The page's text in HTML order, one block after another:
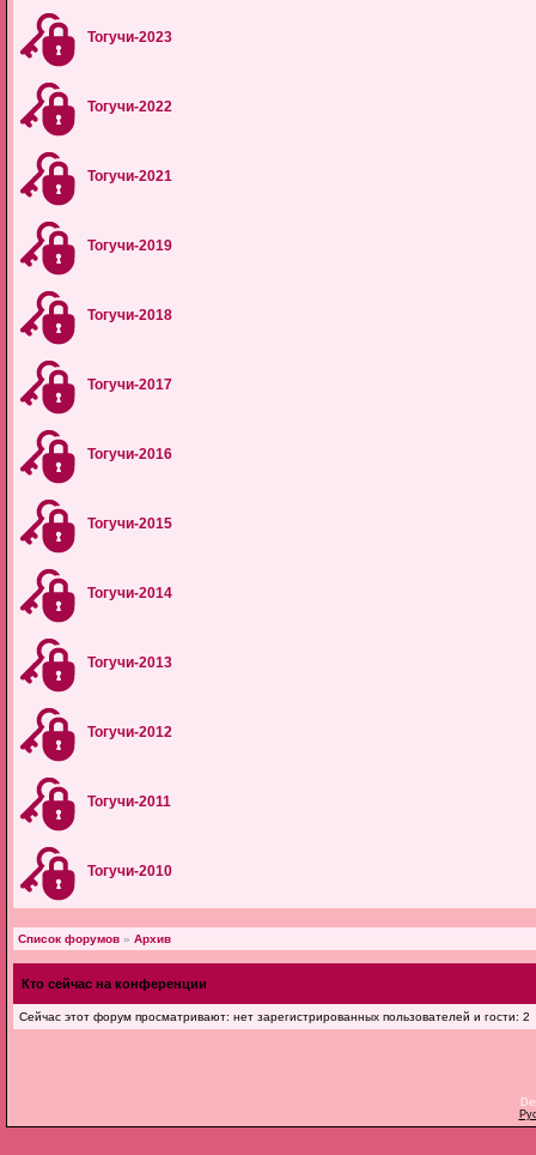
Тогучи-2023
Тогучи-2022
Тогучи-2021
Тогучи-2019
Тогучи-2018
Тогучи-2017
Тогучи-2016
Тогучи-2015
Тогучи-2014
Тогучи-2013
Тогучи-2012
Тогучи-2011
Тогучи-2010
Список форумов » Архив
Кто сейчас на конференции
Сейчас этот форум просматривают: нет зарегистрированных пользователей и гости: 2